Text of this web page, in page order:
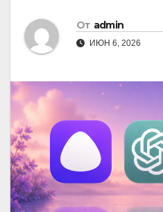
От admin
ИЮН 6, 2026